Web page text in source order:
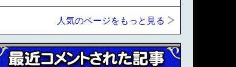
人気のページをもっと見る